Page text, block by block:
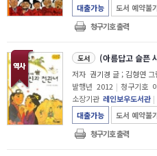
대출가능
도서 예약불
청구기호 출력
도서 (아름답고 슬픈
저자 권기경 글 ; 김형연 그
발행년 2012 | 청구기호
소장기관 레인보우도서관 |
대출가능
도서 예약불
청구기호 출력